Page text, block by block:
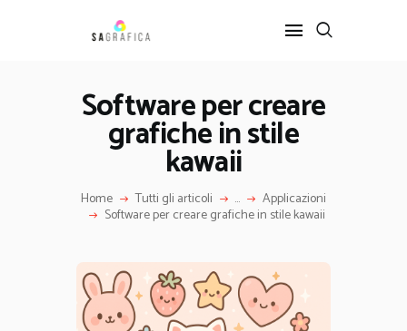
Software per creare
grafiche in stile
kawaii
Home Tutti gli articoli ... Applicazioni
Software per creare grafiche in stile kawaii
HOME
GRAFICA
INTERIOR DESIGN
CONTATTI